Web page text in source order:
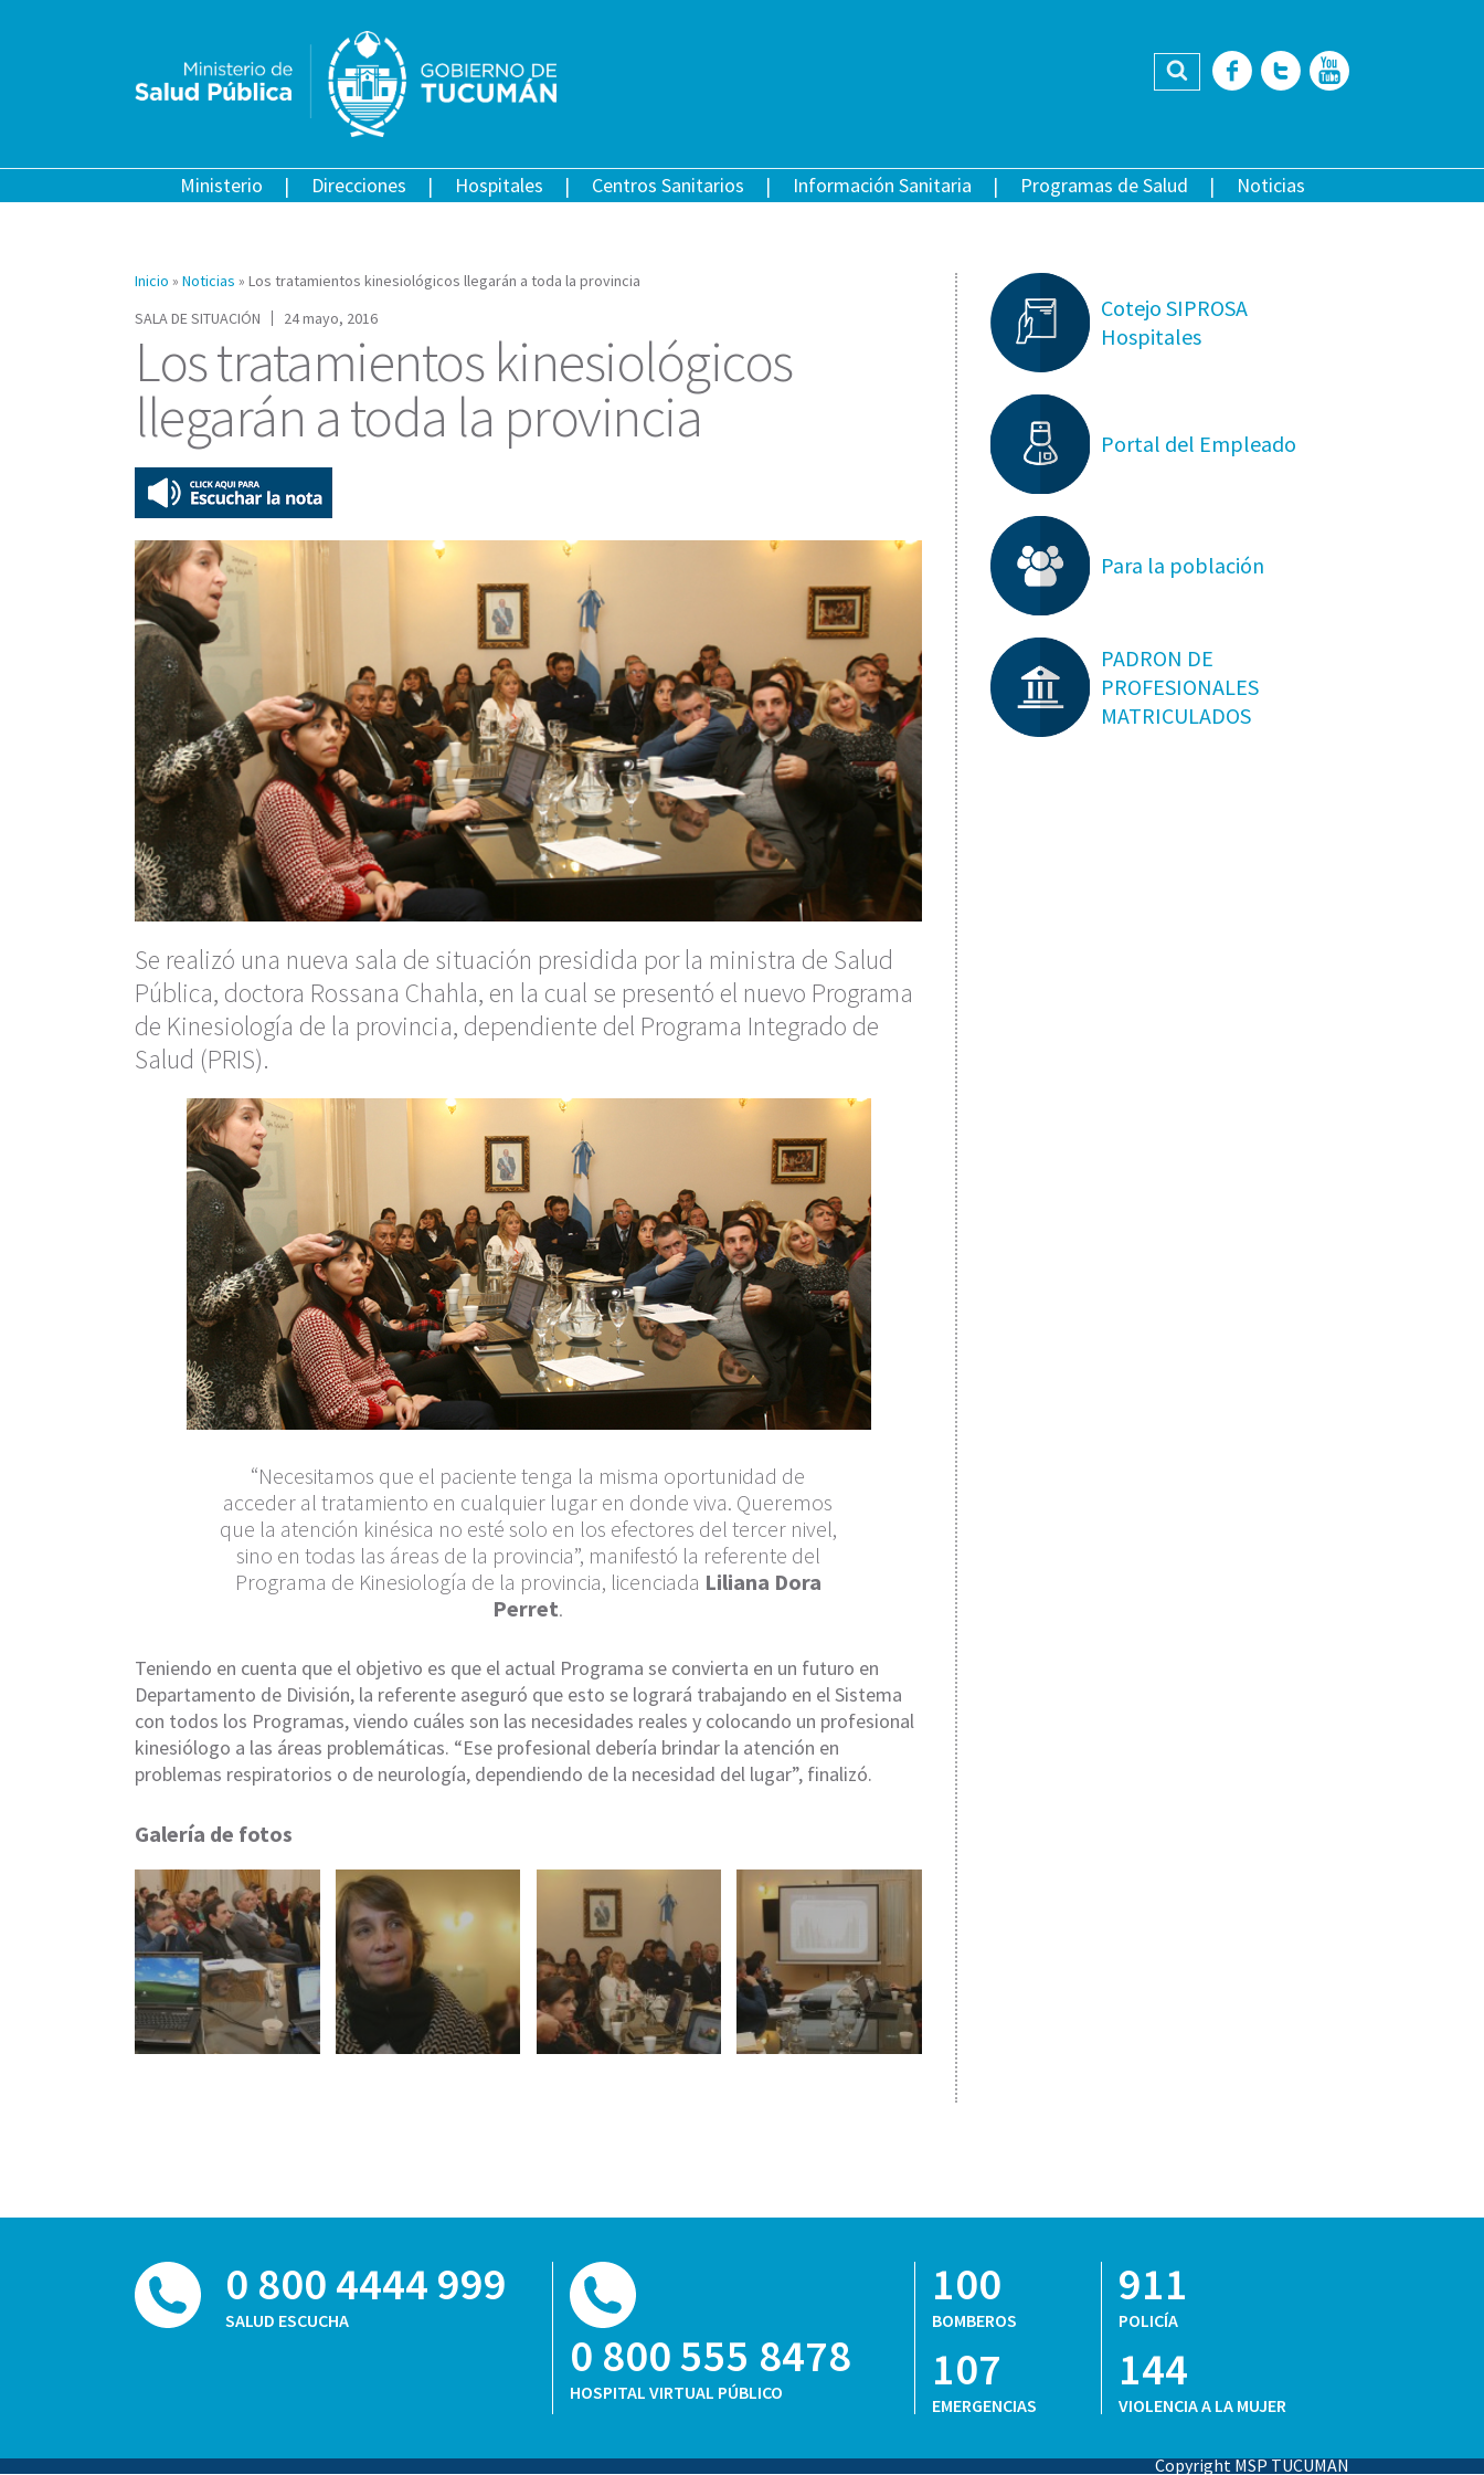
Buscar Facebook
Twitter
Ministerio Direcciones Hospitales Centros Sanitarios Información Sanitaria Programas de Salud Noticias
Inicio » Noticias » Los tratamientos kinesiológicos llegarán a toda la provincia
SALA DE SITUACIÓN
24 mayo, 2016
Los tratamientos kinesiológicos
llegarán a toda la provincia
Se realizó una nueva sala de situación presidida por la ministra de Salud
Pública, doctora Rossana Chahla, en la cual se presentó el nuevo Programa
de Kinesiología de la provincia, dependiente del Programa Integrado de
Salud (PRIS).
“Necesitamos que el paciente tenga la misma oportunidad de
acceder al tratamiento en cualquier lugar en donde viva. Queremos
que la atención kinésica no esté solo en los efectores del tercer nivel,
sino en todas las áreas de la provincia”, manifestó la referente del
Programa de Kinesiología de la provincia, licenciada Liliana Dora
Perret.
Teniendo en cuenta que el objetivo es que el actual Programa se convierta en un futuro en
Departamento de División, la referente aseguró que esto se logrará trabajando en el Sistema
con todos los Programas, viendo cuáles son las necesidades reales y colocando un profesional
kinesiólogo a las áreas problemáticas. “Ese profesional debería brindar la atención en
problemas respiratorios o de neurología, dependiendo de la necesidad del lugar”, finalizó.
Galería de fotos
Cotejo SIPROSA
Hospitales
Portal del Empleado
Para la población
PADRON DE
PROFESIONALES
MATRICULADOS
0 800 4444 999
SALUD ESCUCHA
0 800 555 8478
HOSPITAL VIRTUAL PÚBLICO
100
BOMBEROS
107
EMERGENCIAS
911
POLICÍA
144
VIOLENCIA A LA MUJER
Copyright MSP TUCUMAN